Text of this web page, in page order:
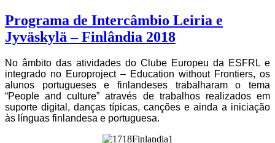
Programa de Intercâmbio Leiria e
Jyväskylä – Finlândia 2018
No âmbito das atividades do Clube Europeu da ESFRL e
integrado no Europroject – Education without Frontiers, os
alunos portugueses e finlandeses trabalharam o tema
“People and culture” através de trabalhos realizados em
suporte digital, danças típicas, canções e ainda a iniciação
às línguas finlandesa e portuguesa.